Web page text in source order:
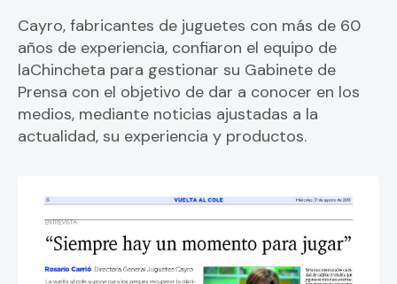
Cayro, fabricantes de juguetes con más de 60
años de experiencia, confiaron el equipo de
laChincheta para gestionar su Gabinete de
Prensa con el objetivo de dar a conocer en los
medios, mediante noticias ajustadas a la
actualidad, su experiencia y productos.